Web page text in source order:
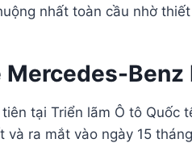
nhất toàn cầu nhờ
Benz
tại Triển lãm Ô tô
ra mắt vào ngày 15